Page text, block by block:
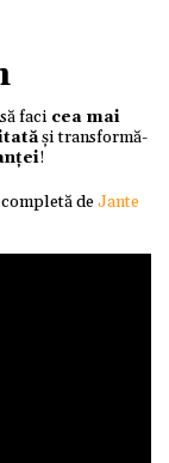
faci cea mai
și transformă-
!
deJante